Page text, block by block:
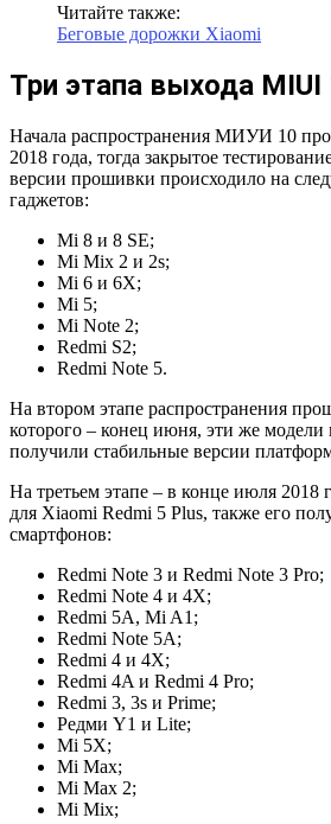
Читайте также:
Беговые дорожки Xiaomi
Три этапа выхода MIUI
Начала распространения МИУИ 10
2018 года, тогда закрытое
версии прошивки происходило на
гаджетов:
Mi 8 и 8 SE;
Mi Mix 2 и 2s;
Mi 6 и 6X;
Mi 5;
Mi Note 2;
Redmi S2;
Redmi Note 5.
На втором этапе распространения
которого – конец июня, эти же модели
получили стабильные версии
На третьем этапе – в конце июля
для Xiaomi Redmi 5 Plus, также его
смартфонов:
Redmi Note 3 и Redmi Note 3 Pro;
Redmi Note 4 и 4X;
Redmi 5A, Mi A1;
Redmi Note 5A;
Redmi 4 и 4X;
Redmi 4A и Redmi 4 Pro;
Redmi 3, 3s и Prime;
Редми Y1 и Lite;
Mi 5X;
Mi Max;
Mi Max 2;
Mi Mix;